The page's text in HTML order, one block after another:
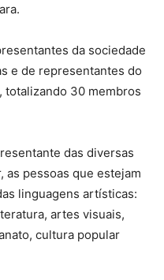
da sociedade
e de representantes do
30 membros
das diversas
as pessoas que estejam
linguagens artísticas:
artes visuais,
cultura popular